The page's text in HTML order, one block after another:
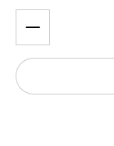
Produkt